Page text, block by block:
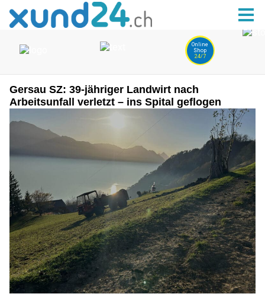
Gersau SZ: 39-jähriger Landwirt nach
Arbeitsunfall verletzt – ins Spital geflogen